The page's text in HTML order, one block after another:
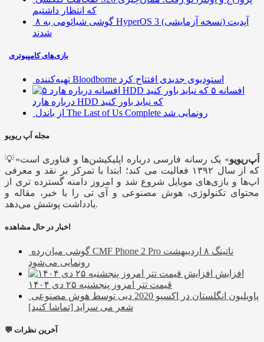
که انتظار داشتیم
۸ گوشی شیائومی به HyperOS 3 (نسخه آزمایشی) آپدیت
شدند
بازی‌های کامپیوتری
تهیه‌کننده Bloodborne استودیوی جدیدی افتتاح کرد
۵ افسانه
درباره هارد HDD که نباید باور کنید
از باندل The Last of Us Complete رونمایی شد
مجله اَپ ریویو
💡« اَپ‌ریویو» یک رسانه فارسی درباره اپلیکیشن‌ها و فناوری است
که از سال ۱۳۹۲ فعالیت می کند؛ ابتدا با تمرکز بر نقد و معرفی
اپ‌ها و بازی‌های موبایل شروع شد و امروز دامنه گسترده تری از
محتوای تکنولوژی، هوش مصنوعی و آی تی را با خبر، مقاله و
یادداشت پوشش می‌دهد.
اخبار در حال مشاهده
گوشی میان‌رده CMF Phone 2 Pro ناتینگ ۸ اردیبهشت
رونمایی می‌شود
افزایش
قیمت تتر امروز پنجشنبه ۲۵ دی ۱۴۰۴
پاویلیون انگلستان در اکسپو 2020 دبی توسط هوش مصنوعی
شعر می سراید [تماشا کنید]
💬 آخرین نظرات